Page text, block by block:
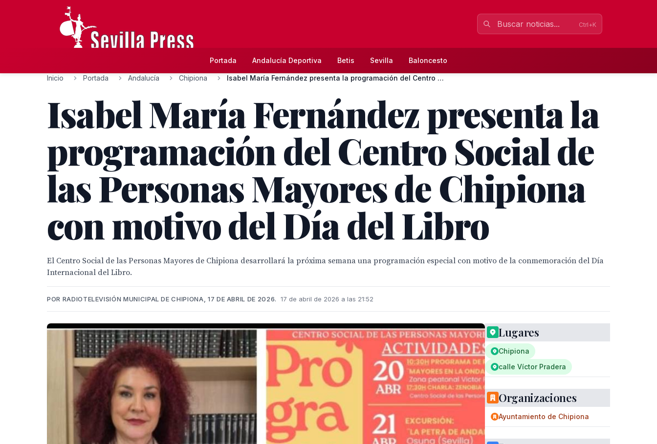
Ctrl+K
Portada Andalucía Deportiva Betis Sevilla Baloncesto
Inicio Portada Andalucía Chipiona Isabel María Fernández presenta la programación del Centro S...
Isabel María Fernández presenta la
programación del Centro Social de
las Personas Mayores de Chipiona
con motivo del Día del Libro
El Centro Social de las Personas Mayores de Chipiona desarrollará la próxima semana una programación especial con motivo de la conmemoración del Día
Internacional del Libro.
POR RADIOTELEVISIÓN MUNICIPAL DE CHIPIONA, 17 DE ABRIL DE 2026. 17 de abril de 2026 a las 21:52
Lugares
Chipiona
calle Víctor Pradera
Organizaciones
Ayuntamiento de Chipiona